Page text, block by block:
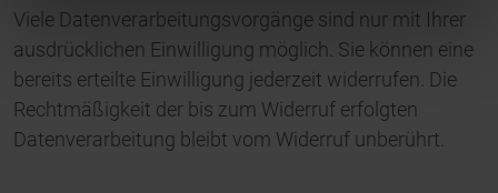
Viele Datenverarbeitungsvorgänge sind nur mit Ihrer
ausdrücklichen Einwilligung möglich. Sie können eine
bereits erteilte Einwilligung jederzeit widerrufen. Die
Rechtmäßigkeit der bis zum Widerruf erfolgten
Datenverarbeitung bleibt vom Widerruf unberührt.